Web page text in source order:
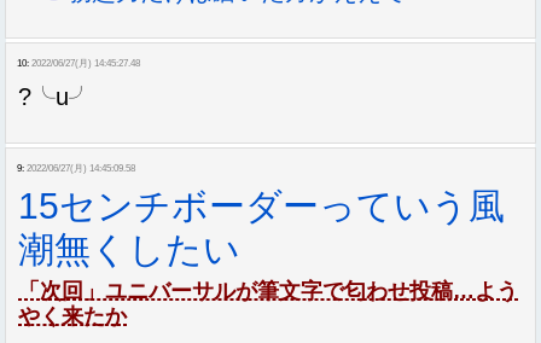
10: 2022/06/27(月) 14:45:27.48
?╰u╯
9: 2022/06/27(月) 14:45:09.58
15センチボーダーっていう風
潮無くしたい
「次回」ユニバーサルが筆文字で匂わせ投稿…よう
やく来たか